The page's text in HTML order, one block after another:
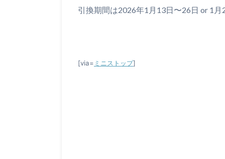
引換期間は2026年1月13日〜26日 or 1月
[via= ミニストップ]